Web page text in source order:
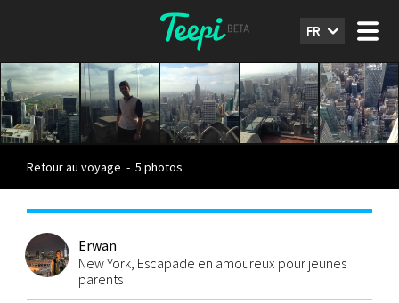
FR
Retour au voyage - 5 photos
Erwan
New York, Escapade en amoureux pour jeunes
parents